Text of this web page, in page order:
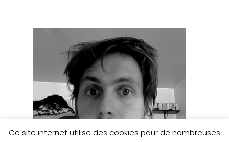
Ce site internet utilise des cookies pour de nombreuses